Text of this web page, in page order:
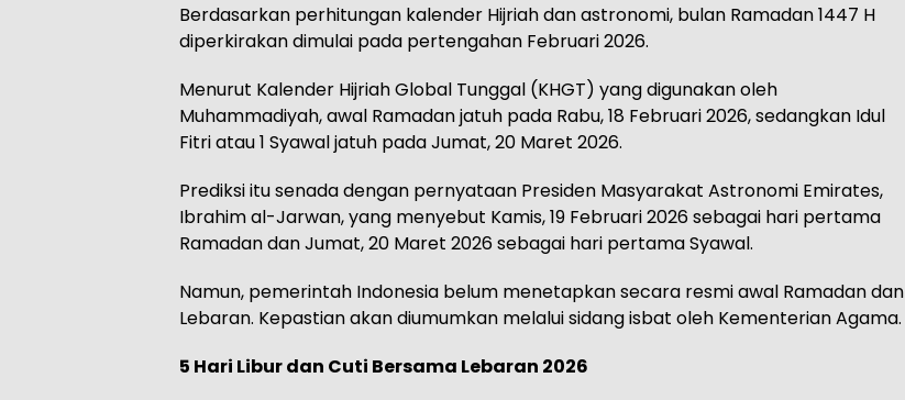
Berdasarkan perhitungan kalender Hijriah dan astronomi, bulan Ramadan 1447 H
diperkirakan dimulai pada pertengahan Februari 2026.
Menurut Kalender Hijriah Global Tunggal (KHGT) yang digunakan oleh
Muhammadiyah, awal Ramadan jatuh pada Rabu, 18 Februari 2026, sedangkan Idul
Fitri atau 1 Syawal jatuh pada Jumat, 20 Maret 2026.
Prediksi itu senada dengan pernyataan Presiden Masyarakat Astronomi Emirates,
Ibrahim al-Jarwan, yang menyebut Kamis, 19 Februari 2026 sebagai hari pertama
Ramadan dan Jumat, 20 Maret 2026 sebagai hari pertama Syawal.
Namun, pemerintah Indonesia belum menetapkan secara resmi awal Ramadan dan
Lebaran. Kepastian akan diumumkan melalui sidang isbat oleh Kementerian Agama.
5 Hari Libur dan Cuti Bersama Lebaran 2026